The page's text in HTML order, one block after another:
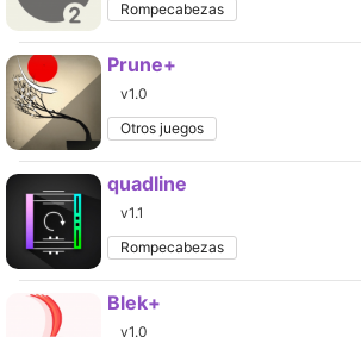
Rompecabezas
Prune+
v1.0
Otros juegos
quadline
v1.1
Rompecabezas
Blek+
v1.0